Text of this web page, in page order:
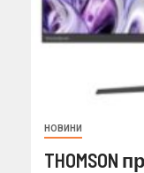
НОВИНИ
THOMSON